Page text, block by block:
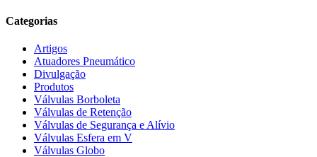
Categorias
Artigos
Atuadores Pneumático
Divulgação
Produtos
Válvulas Borboleta
Válvulas de Retenção
Válvulas de Segurança e Alívio
Válvulas Esfera em V
Válvulas Globo